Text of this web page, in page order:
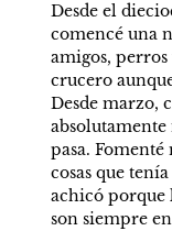
Desde el
comencé una
amigos, perros
crucero
Desde marzo,
absolutamente
pasa.
cosas que
achicó porque
son siempre